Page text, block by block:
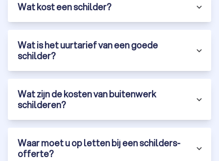
Wat kost een schilder?
Wat is het uurtarief van een goede
schilder?
Wat zijn de kosten van buitenwerk
schilderen?
Waar moet u op letten bij een schilders-
offerte?